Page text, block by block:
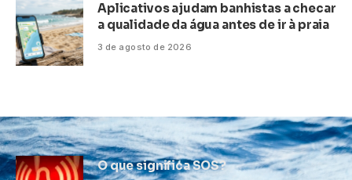
Aplicativos ajudam banhistas a checar
a qualidade da água antes de ir à praia
3 de agosto de 2026
O que significa SOS?